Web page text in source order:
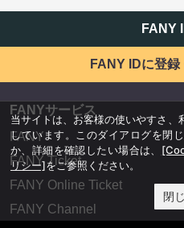
FANY
FANY IDに登
FANYサービス
FANY
FANY Ticket
FANY Online Ticket
FANY Channel
当サイトは、お客様の使いやすさ
しています。このダイアログを閉
か、詳細を確認したい場合は、
リシー]をご参照ください。
閉